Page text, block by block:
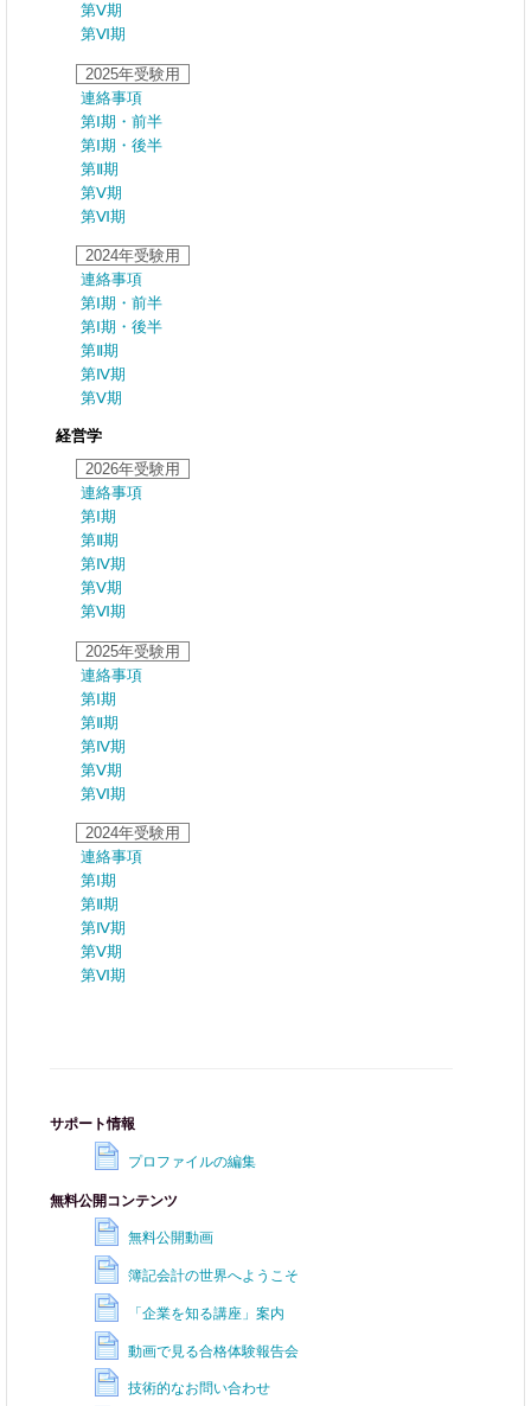
サポート情報
プロファイルの編集
無料公開コンテンツ
無料公開動画
簿記会計の世界へようこそ
「企業を知る講座」案内
動画で見る合格体験報告会
技術的なお問い合わせ